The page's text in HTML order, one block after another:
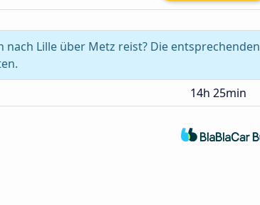
nach Lille über Metz reist? Die entsprechenden
14h 25min